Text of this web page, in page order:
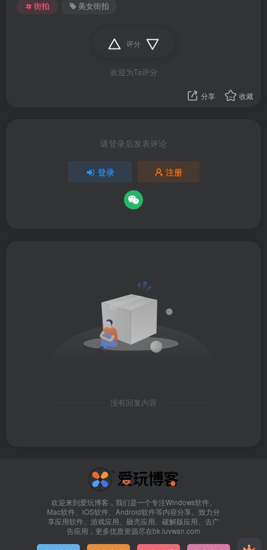
街拍 美女街拍
评分
欢迎为Ta评分
分享 收藏
请登录后发表评论
登录 注册
没有回复内容
欢迎来到爱玩博客，我们是一个专注Windows软件、
Mac软件、iOS软件、Android软件等内容分享。致力分
享应用软件、游戏应用、砸壳应用、破解版应用、去广
告应用，更多优质资源尽在bk.luvwan.com